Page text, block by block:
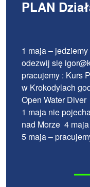
PLAN
1 maja –
odezwij się
pracujemy : Kurs
w Krokodylach
Open Water
1 maja nie
nad Morze 4
5 maja –